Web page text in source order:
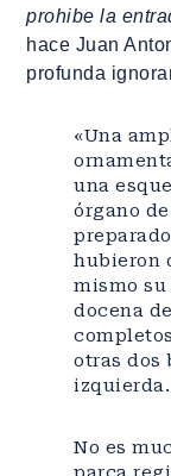
prohibe la
hace Juan
profunda
«Una
una
órgano
hubieron
mismo su
docena
otras dos
No es